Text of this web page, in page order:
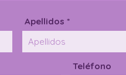
Apellidos *
Teléfono